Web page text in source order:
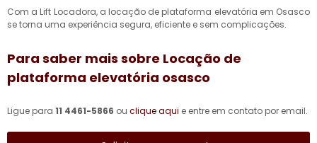
Com a Lift Locadora, a locação de plataforma elevatória em Osasco
se torna uma experiência segura, eficiente e sem complicações.
Para saber mais sobre Locação de
plataforma elevatória osasco
Ligue para 11 4461-5866 ou clique aqui e entre em contato por email.